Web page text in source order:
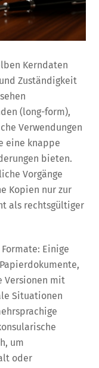
Kerndaten
Zuständigkeit
(long-form),
Verwendungen
eine knappe
bieten.
Vorgänge
Kopien nur zur
als rechtsgültiger
Einige
Versionen mit
Situationen
um
oder